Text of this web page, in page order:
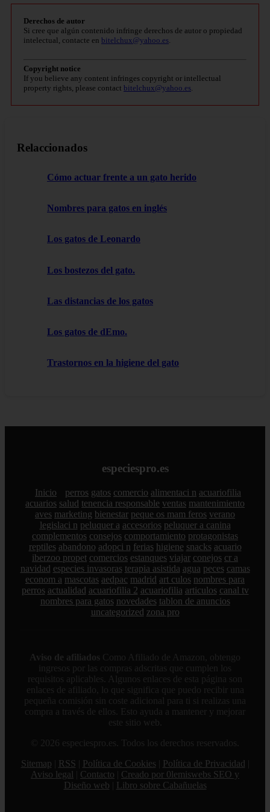
Derechos de autor
Si cree que algún contenido infringe derechos de autor o propiedad
intelectual, contacte en bitelchux@yahoo.es.
Copyright notice
If you believe any content infringes copyright or intellectual
property rights, please contact bitelchux@yahoo.es.
Relaccionados
Cómo actuar frente a un gato herido
Nombres para gatos en inglés
Los gatos de Leonardo
Los bostezos del gato.
Las distancias de los gatos
Los gatos de dEmo.
Trastornos en la higiene del gato
especiespro.es
Inicio perros gatos comercio alimentaci n acuariofilia
acuarios salud tenencia responsable ventas mantenimiento
aves marketing bienestar peque os mam feros verano
legislaci n peluquer a accesorios peluquer a canina
complementos consejos comportamiento protagonistas
reptiles abandono adopci n ferias higiene snacks acuario
iberzoo propet comercios estanques viajar conejos cr a
navidad especies invasoras terapia asistida agua peces camas
econom a mascotas aedpac madrid art culos nombres para
perros actualidad acuariofilia 2 acuariofilia articulos canal tv
nombres para gatos novedades tablon de anuncios
uncategorized zona pro
Aviso de afiliados Como Afiliado de Amazon, obtengo
ingresos por las compras adscritas que cumplen los
requisitos aplicables. Algunos enlaces de esta página son
enlaces de afiliado, lo que significa que puedo recibir una
pequeña comisión sin coste adicional para ti si realizas una
compra a través de ellos. Esto ayuda a mantener y mejorar
este sitio web.
© 2026 especiespro.es. Todos los derechos reservados.
Sitemap
RSS Política de Cookies Política de Privacidad
Aviso legal
Contacto
Creado por 0lemiswebs SEO y
Diseño web
Libro sobre Cabañuelas